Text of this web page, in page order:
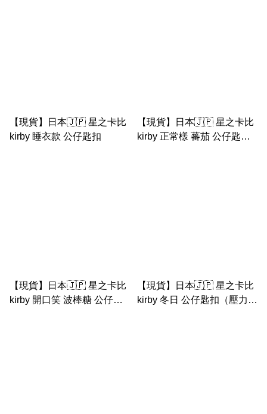
【現貨】日本🇯🇵 星之卡比
kirby 睡衣款 公仔匙扣
【現貨】日本🇯🇵 星之卡比
kirby 正常樣 蕃茄 公仔匙扣
【現貨】日本🇯🇵 星之卡比
kirby 開口笑 波棒糖 公仔匙
【現貨】日本🇯🇵 星之卡比
kirby 冬日 公仔匙扣（壓力波